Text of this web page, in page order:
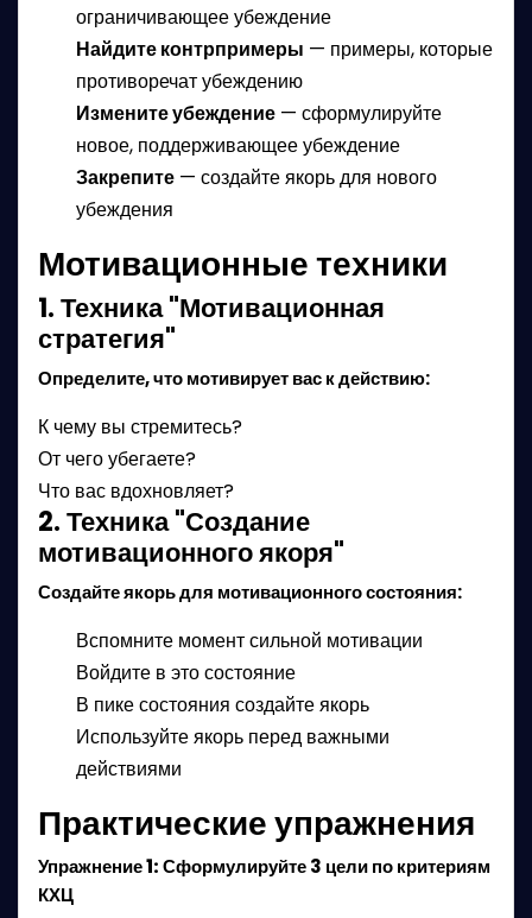
ограничивающее убеждение
Найдите контрпримеры — примеры, которые
противоречат убеждению
Измените убеждение — сформулируйте
новое, поддерживающее убеждение
Закрепите — создайте якорь для нового
убеждения
Мотивационные техники
1. Техника "Мотивационная
стратегия"
Определите, что мотивирует вас к действию:
К чему вы стремитесь?
От чего убегаете?
Что вас вдохновляет?
2. Техника "Создание
мотивационного якоря"
Создайте якорь для мотивационного состояния:
Вспомните момент сильной мотивации
Войдите в это состояние
В пике состояния создайте якорь
Используйте якорь перед важными
действиями
Практические упражнения
Упражнение 1:Сформулируйте 3 цели по критериям
КХЦ